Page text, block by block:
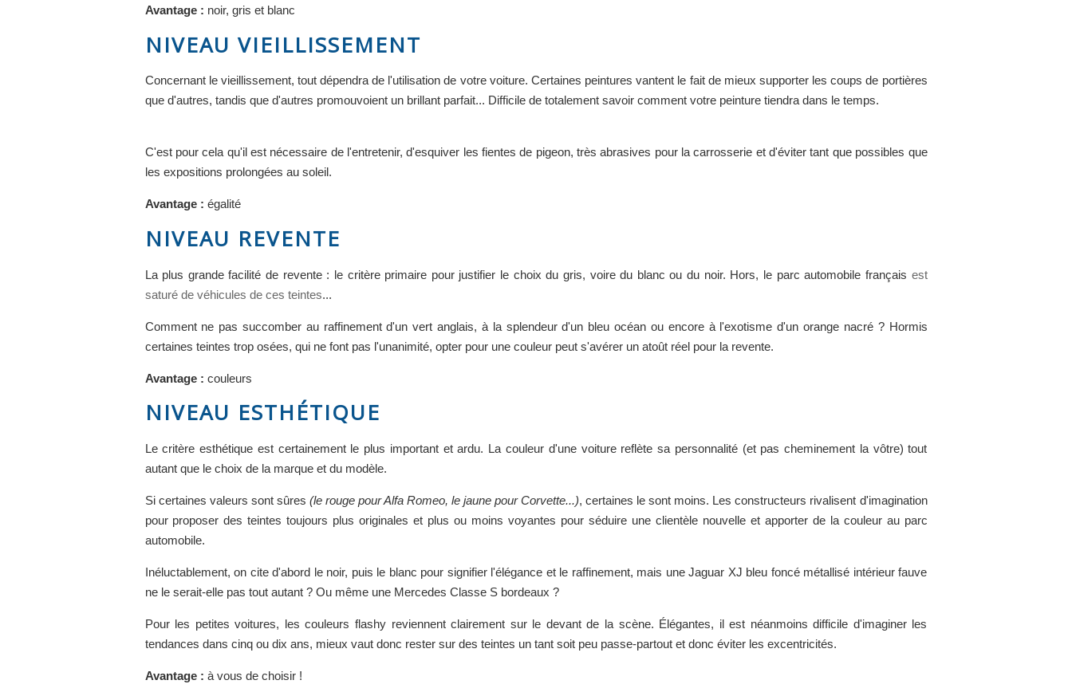
Avantage : noir, gris et blanc
NIVEAU VIEILLISSEMENT
Concernant le vieillissement, tout dépendra de l'utilisation de votre voiture. Certaines peintures vantent le fait de mieux supporter les coups de portières
que d'autres, tandis que d'autres promouvoient un brillant parfait... Difficile de totalement savoir comment votre peinture tiendra dans le temps.
C'est pour cela qu'il est nécessaire de l'entretenir, d'esquiver les fientes de pigeon, très abrasives pour la carrosserie et d'éviter tant que possibles que
les expositions prolongées au soleil.
Avantage : égalité
NIVEAU REVENTE
La plus grande facilité de revente : le critère primaire pour justifier le choix du gris, voire du blanc ou du noir. Hors, le parc automobile français est
saturé de véhicules de ces teintes...
Comment ne pas succomber au raffinement d'un vert anglais, à la splendeur d'un bleu océan ou encore à l'exotisme d'un orange nacré ? Hormis
certaines teintes trop osées, qui ne font pas l'unanimité, opter pour une couleur peut s'avérer un atoût réel pour la revente.
Avantage : couleurs
NIVEAU ESTHÉTIQUE
Le critère esthétique est certainement le plus important et ardu. La couleur d'une voiture reflète sa personnalité (et pas cheminement la vôtre) tout
autant que le choix de la marque et du modèle.
Si certaines valeurs sont sûres (le rouge pour Alfa Romeo, le jaune pour Corvette...), certaines le sont moins. Les constructeurs rivalisent d'imagination
pour proposer des teintes toujours plus originales et plus ou moins voyantes pour séduire une clientèle nouvelle et apporter de la couleur au parc
automobile.
Inéluctablement, on cite d'abord le noir, puis le blanc pour signifier l'élégance et le raffinement, mais une Jaguar XJ bleu foncé métallisé intérieur fauve
ne le serait-elle pas tout autant ? Ou même une Mercedes Classe S bordeaux ?
Pour les petites voitures, les couleurs flashy reviennent clairement sur le devant de la scène. Élégantes, il est néanmoins difficile d'imaginer les
tendances dans cinq ou dix ans, mieux vaut donc rester sur des teintes un tant soit peu passe-partout et donc éviter les excentricités.
Avantage : à vous de choisir !